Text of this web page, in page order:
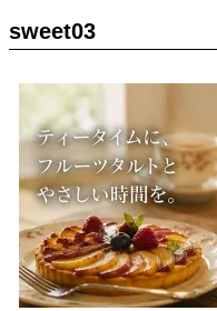
sweet03